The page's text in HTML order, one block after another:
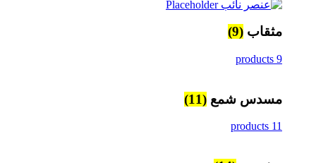
مثقاب (9)
9 products
مسدس شمع (11)
11 products